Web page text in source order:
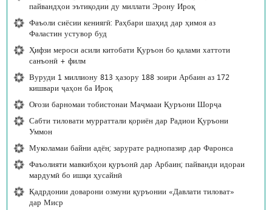
пайвандҳои эътиқодии ду миллати Эрону Ироқ
Фаъоли сиёсии кениягӣ: Раҳбари шаҳид дар ҳимоя аз
Фаластин устувор буд
Ҳифзи мероси асили китобати Қуръон бо қалами хаттоти
санъонӣ + филм
Вуруди 1 миллиону 813 ҳазору 188 зоири Арбаин аз 172
кишвари ҷаҳон ба Ироқ
Оғози барномаи тобистонаи Маҷмааи Қуръони Шорҷа
Сабти тиловати мурраттали қориён дар Радиои Қуръони
Уммон
Муколамаи байни адён; зарурате раднопазир дар Фаронса
Фаъолияти мавкибҳои қуръонӣ дар Арбаин; пайванди идораи
мардумӣ бо ишқи ҳусайнӣ
Қадрдонии доварони озмуни қуръонии «Давлати тиловат»
дар Миср